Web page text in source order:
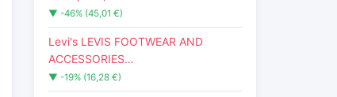
▼ -46% (45,01 €)
Levi's LEVIS FOOTWEAR AND
ACCESSORIES…
▼ -19% (16,28 €)